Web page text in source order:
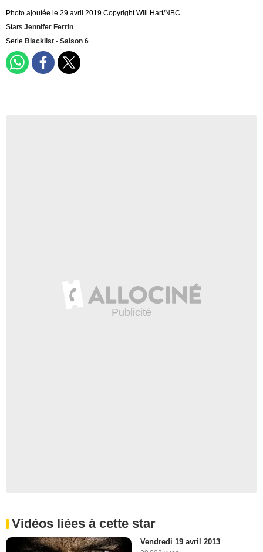
Photo ajoutée le 29 avril 2019 Copyright Will Hart/NBC
Stars Jennifer Ferrin
Serie Blacklist - Saison 6
Vidéos liées à cette star
Vendredi 19 avril 2013